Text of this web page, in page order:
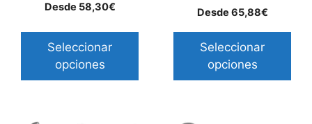
Desde 58,30€
Seleccionar
opciones
elegir
Desde 65,88€
Seleccionar
opciones
elegir